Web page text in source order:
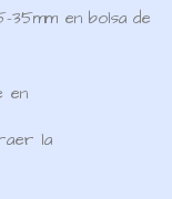
35mm en bolsa de
en
la